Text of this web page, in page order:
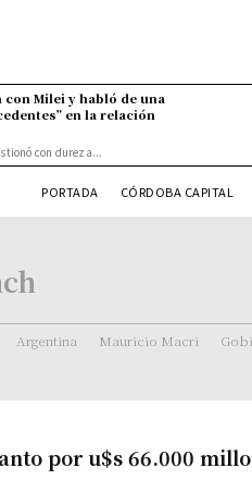
Milei y habló de una
en la relación
con dureza...
PORTADA CÓRDOBA CAPITAL
Argentina Mauricio Macri
por u$s 66.000